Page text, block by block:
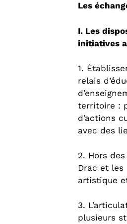
Les
I. Les
initiatives
1.
relais
territoire :
d’actions
avec des
2. Hors
Drac et les
artistique
3.
plusieurs